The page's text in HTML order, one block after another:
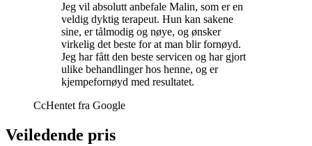
Jeg vil absolutt anbefale Malin, som er en
veldig dyktig terapeut. Hun kan sakene
sine, er tålmodig og nøye, og ønsker
virkelig det beste for at man blir fornøyd.
Jeg har fått den beste servicen og har gjort
ulike behandlinger hos henne, og er
kjempefornøyd med resultatet.
CcHentet fra Google
Veiledende pris